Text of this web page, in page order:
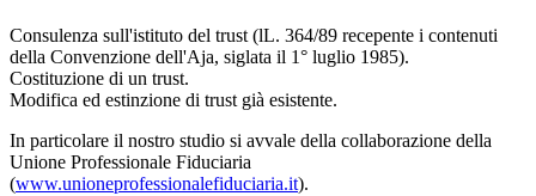
Consulenza sull'istituto del trust (lL. 364/89 recepente i contenuti
della Convenzione dell'Aja, siglata il 1° luglio 1985).
Costituzione di un trust.
Modifica ed estinzione di trust già esistente.
In particolare il nostro studio si avvale della collaborazione della
Unione Professionale Fiduciaria
(www.unioneprofessionalefiduciaria.it).